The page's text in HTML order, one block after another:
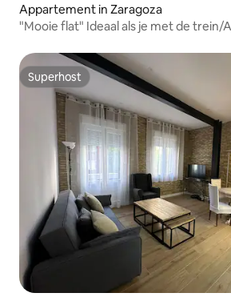
Appartement in Zaragoza
"Mooie flat" Ideaal als je met de trein/
Superhost
Superhost